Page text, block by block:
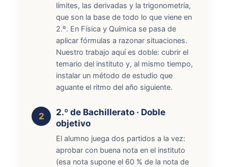
límites, las derivadas y la trigonometría,
que son la base de todo lo que viene en
2.º. En Física y Química se pasa de
aplicar fórmulas a razonar situaciones.
Nuestro trabajo aquí es doble: cubrir el
temario del instituto y, al mismo tiempo,
instalar un método de estudio que
aguante el ritmo del año siguiente.
2.º de Bachillerato · Doble
objetivo
El alumno juega dos partidos a la vez:
aprobar con buena nota en el instituto
(esa nota supone el 60 % de la nota de